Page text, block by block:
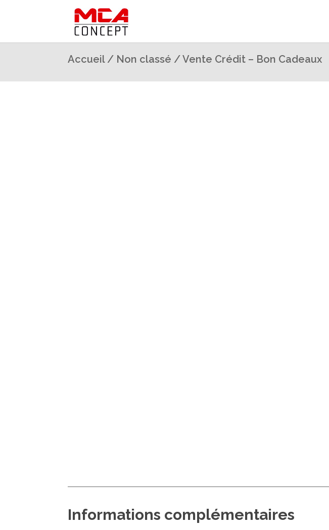
Accueil/ Non classé / Vente Crédit – Bon Cadeaux
Informations complémentaires